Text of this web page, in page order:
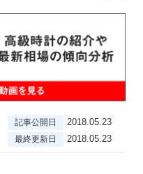
記事公開日 2018.05.23
最終更新日 2018.05.23